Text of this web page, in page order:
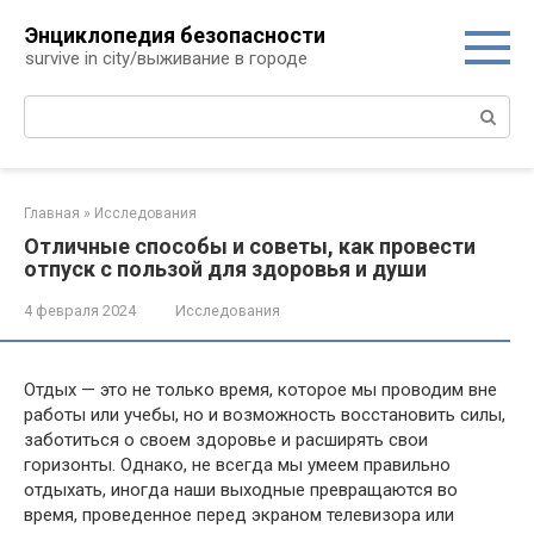
контенту
Энциклопедия безопасности
survive in city/выживание в городе
Поиск:
Главная » Исследования
Отличные способы и советы, как провести
отпуск с пользой для здоровья и души
4 февраля 2024 Исследования
Отдых — это не только время, которое мы проводим вне
работы или учебы, но и возможность восстановить силы,
заботиться о своем здоровье и расширять свои
горизонты. Однако, не всегда мы умеем правильно
отдыхать, иногда наши выходные превращаются во
время, проведенное перед экраном телевизора или